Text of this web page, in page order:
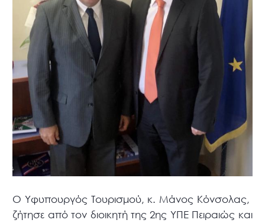
Ο Υφυπουργός Τουρισμού, κ. Μάνος Κόνσολας,
ζήτησε από τον διοικητή της 2ης ΥΠΕ Πειραιώς και